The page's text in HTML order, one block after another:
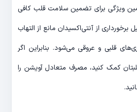
ویژگی برای تضمین سلامت قلب کافی
برخورداری از آنتی‌اکسیدان مانع از التهاب
قلبی و عروقی می‌شود. بنابراین اگر
کمک کنید، مصرف متعادل آویشن را